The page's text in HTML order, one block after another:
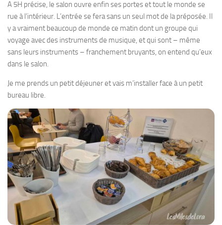
A 5H précise, le salon ouvre enfin ses portes et tout le monde se
rue à l’intérieur. L’entrée se fera sans un seul mot de la préposée. Il
y a vraiment beaucoup de monde ce matin dont un groupe qui
voyage avec des instruments de musique, et qui sont – même
sans leurs instruments – franchement bruyants, on entend qu’eux
dans le salon.
Je me prends un petit déjeuner et vais m’installer face à un petit
bureau libre.